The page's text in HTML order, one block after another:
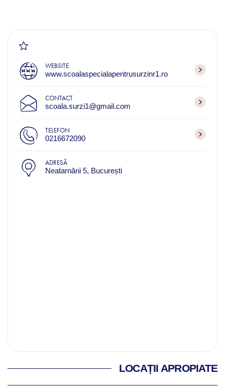
WEBSITE
www.scoalaspecialapentrusurzinr1.ro
CONTACT
scoala.surzi1@gmail.com
TELEFON
0216672090
ADRESĂ
Neatarnării 5, București
LOCAȚII APROPIATE